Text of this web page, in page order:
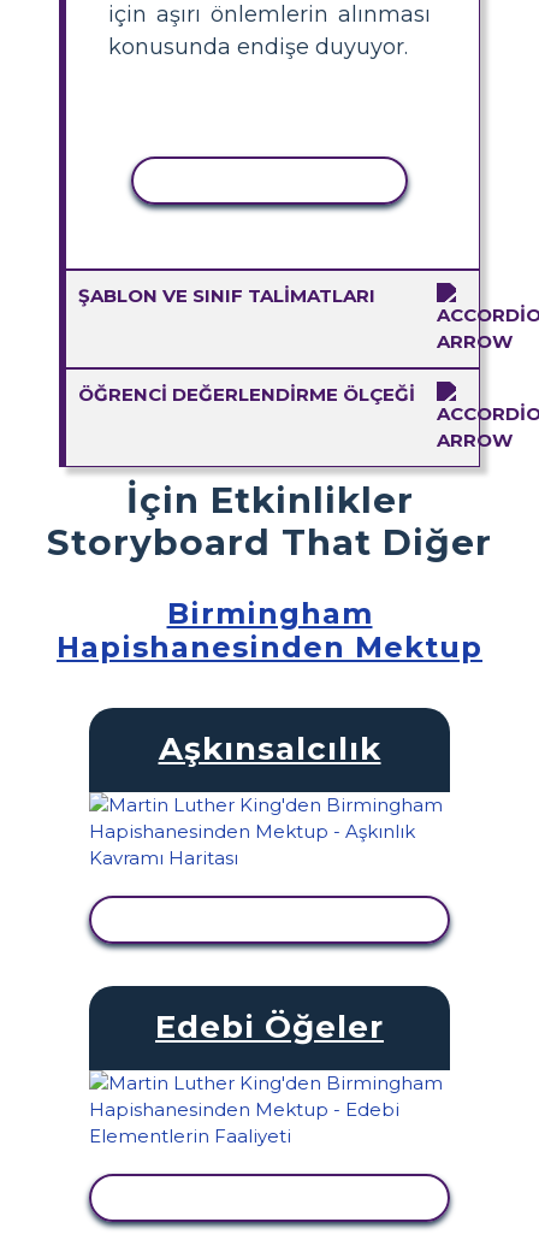
için aşırı önlemlerin alınması
konusunda endişe duyuyor.
ŞABLON VE SINIF TALIMATLARI
ÖĞRENCI DEĞERLENDIRME ÖLÇEĞI
İçin Etkinlikler
Storyboard That Diğer
Birmingham
Hapishanesinden Mektup
Aşkınsalcılık
Edebi Öğeler